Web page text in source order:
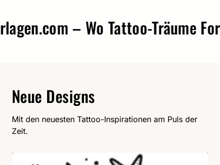
– Wo Tattoo-Träume Form
Neue Designs
Mit den neuesten Tattoo-Inspirationen am Puls der
Zeit.